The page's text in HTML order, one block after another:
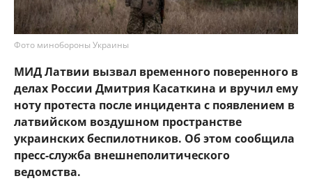
Фото минобороны Украины
МИД Латвии вызвал временного поверенного в
делах России Дмитрия Касаткина и вручил ему
ноту протеста после инцидента с появлением в
латвийском воздушном пространстве
украинских беспилотников. Об этом сообщила
пресс-служба внешнеполитического
ведомства.